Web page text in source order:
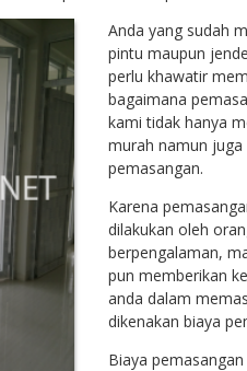
Anda yang sudah
pintu maupun
perlu khawatir
bagaimana
kami tidak hanya
murah namun juga
pemasangan.
Karena
dilakukan oleh
berpengalaman,
pun memberikan
anda dalam
dikenakan biaya
Biaya